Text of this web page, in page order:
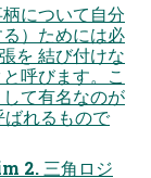
について自分
）ためには必
を 結び付けな
呼びます。こ
て有名なのが
ばれるもので
2. 三角ロジ